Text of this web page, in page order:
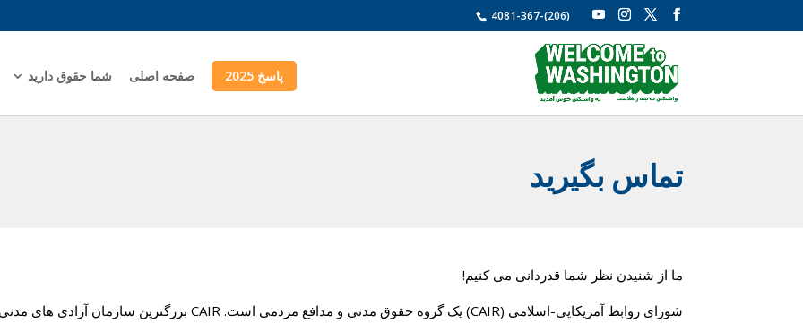
4081-367-(206)
پاسخ 2025 صفحه اصلی شما حقوق دارید
تماس بگیرید
ما از شنیدن نظر شما قدردانی می کنیم!
شورای روابط آمریکایی-اسلامی (CAIR) یک گروه حقوق مدنی و مدافع مردمی است. CAIR بزرگترین سازمان آزادی های مدنی